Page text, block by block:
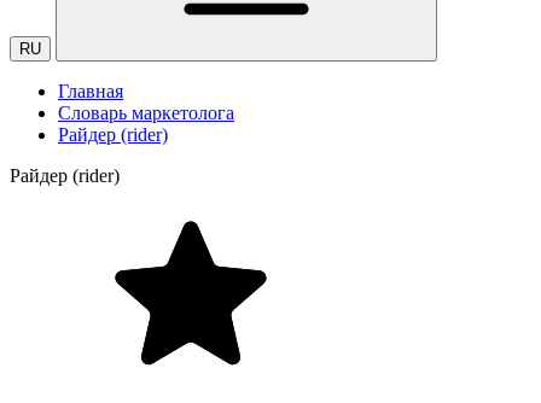
RU
Главная
Словарь маркетолога
Райдер (rider)
Райдер (rider)